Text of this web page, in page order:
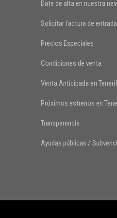
Date de alta en nuestra
Solicitar factura de
Precios Especiales
Condiciones de venta
Venta Anticipada en
Próximos estrenos en
Transparencia
Ayudas públicas /